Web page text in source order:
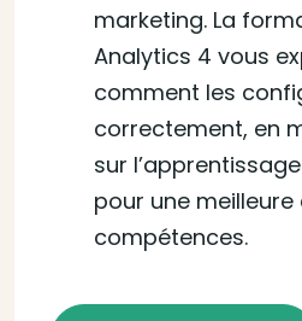
marketing. La
Analytics 4 vous
comment les
correctement, en
sur
pour une
compétences.